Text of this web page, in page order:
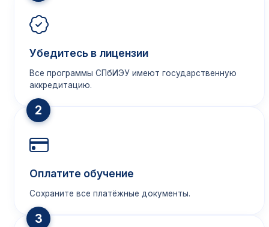
Убедитесь в лицензии
Все программы СПбИЭУ имеют государственную
аккредитацию.
2
Оплатите обучение
Сохраните все платёжные документы.
3